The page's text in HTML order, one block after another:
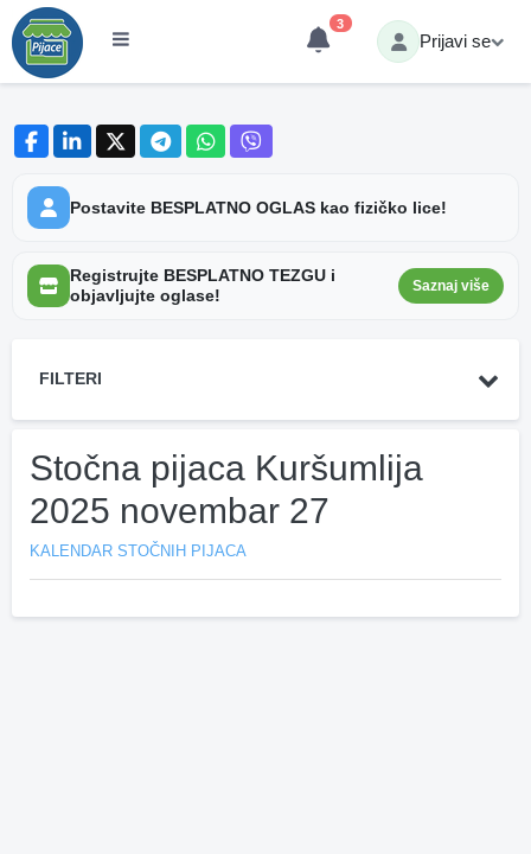
3
Prijavi se
Postavite BESPLATNO OGLAS kao fizičko lice!
Registrujte BESPLATNO TEZGU i
objavljujte oglase!
Saznaj više
FILTERI
Stočna pijaca Kuršumlija
2025 novembar 27
KALENDAR STOČNIH PIJACA